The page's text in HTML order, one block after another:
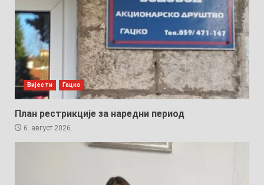
Вијести Гацко
План рестрикције за наредни период
6. август 2026.